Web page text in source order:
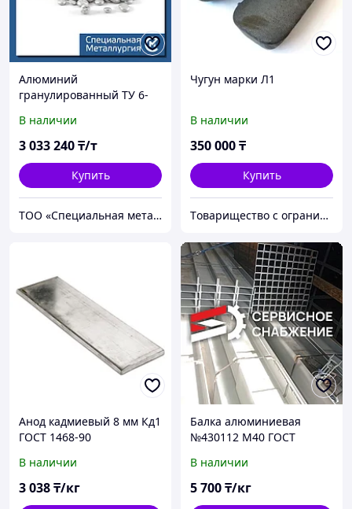
Алюминий
гранулированный ТУ 6-
В наличии
3 033 240₸/т
Купить
ТОО «Специальная металлургия»
Чугун марки Л1
В наличии
350 000₸
Купить
Tоварищество с ограниченной ответственностью "Smart CI Technology"
Анод кадмиевый 8 мм Кд1
ГОСТ 1468-90
В наличии
3 038₸/кг
Балка алюминиевая
№430112 М40 ГОСТ
В наличии
5 700₸/кг